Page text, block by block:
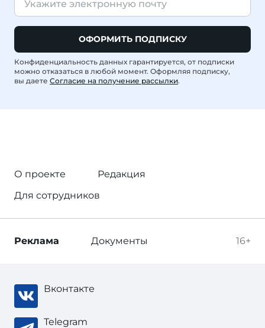
ОФОРМИТЬ ПОДПИСКУ
Конфиденциальность данных гарантируется, от подписки
можно отказаться в любой момент. Оформляя подписку,
вы даете Согласие на получение рассылки.
О проекте
Редакция
Для сотрудников
16+
Реклама Документы
Вконтакте
Telegram